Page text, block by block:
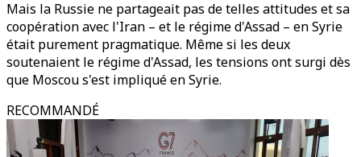
Mais la Russie ne partageait pas de telles attitudes et sa
coopération avec l'Iran – et le régime d'Assad – en Syrie
était purement pragmatique. Même si les deux
soutenaient le régime d'Assad, les tensions ont surgi dès
que Moscou s'est impliqué en Syrie.
RECOMMANDÉ